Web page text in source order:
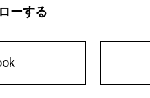
ーする